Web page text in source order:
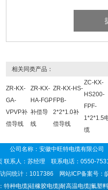
相关同类产品：
ZR-KX-
GA-
VPVP补
偿导线
ZR-KX-
HA-FGP
补偿导
线
ZR-KX-HS-
FPB-
2*2*1.0补
偿导线
ZC-KX-
HS200-
FPF-
1*2*1.5
缆
公司名称：安徽中旺特电缆有限公
联系人：苏经理 联系电话：0550-
访问统计：1017386 网站ICP备案号：
特种电缆|硅橡胶电缆|耐高温电缆|氟